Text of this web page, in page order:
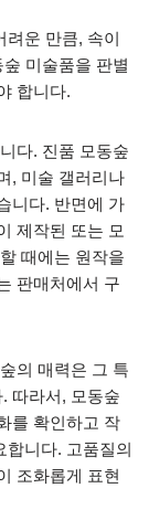
려운 만큼, 속이
미술품을 판별
합니다.
다. 진품 모동숲
, 미술 갤러리나
니다. 반면에 가
제작된 또는 모
때에는 원작을
판매처에서 구
의 매력은 그 특
따라서, 모동숲
를 확인하고 작
합니다. 고품질의
조화롭게 표현